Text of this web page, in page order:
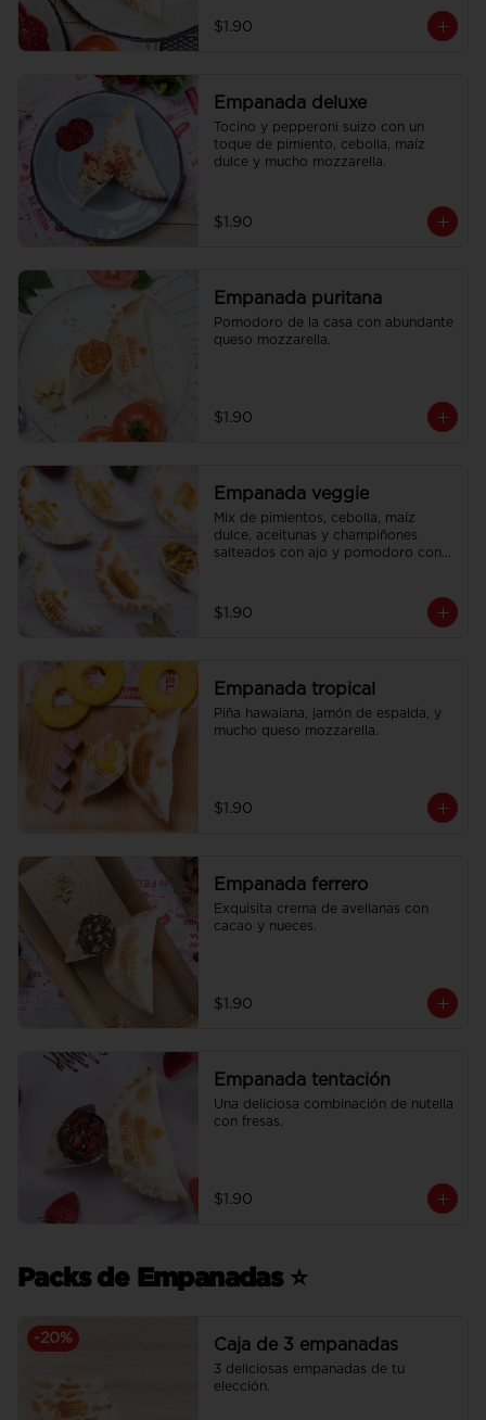
$1.90
Empanada deluxe
Tocino y pepperoni suizo con un
toque de pimiento, cebolla, maíz
dulce y mucho mozzarella.
$1.90
Empanada puritana
Pomodoro de la casa con abundante
queso mozzarella.
$1.90
Empanada veggie
Mix de pimientos, cebolla, maíz
dulce, aceitunas y champiñones
salteados con ajo y pomodoro con
$1.90
Empanada tropical
Piña hawaiana, jamón de espalda, y
mucho queso mozzarella.
$1.90
Empanada ferrero
Exquisita crema de avellanas con
cacao y nueces.
$1.90
Empanada tentación
Una deliciosa combinación de nutella
con fresas.
$1.90
Packs de Empanadas ⭐
-20% Caja de 3 empanadas
3 deliciosas empanadas de tu
elección.